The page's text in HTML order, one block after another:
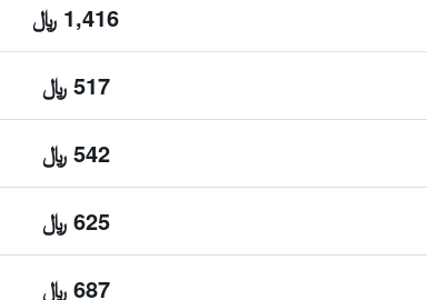
1,416 ﷼
517 ﷼
542 ﷼
625 ﷼
687 ﷼